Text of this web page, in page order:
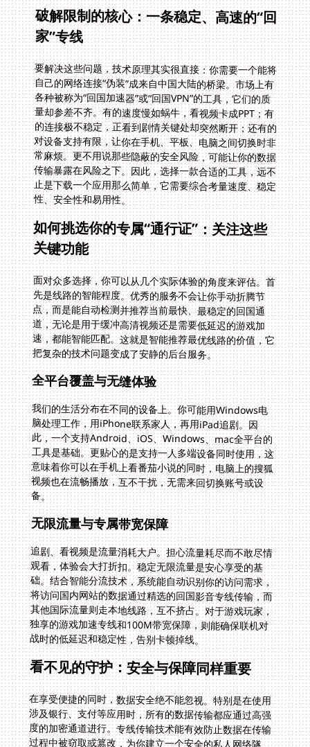
破解限制的核心：一条稳定、高速的“回
家”专线
要解决这些问题，技术原理其实很直接：你需要一个能将
自己的网络连接“伪装”成来自中国大陆的桥梁。市场上有
各种被称为“回国加速器”或“回国VPN”的工具，它们的质
量却参差不齐。有的速度慢如蜗牛，看视频卡成PPT；有
的连接极不稳定，正看到剧情关键处却突然断开；还有的
对设备支持有限，让你在手机、平板、电脑之间切换时非
常麻烦。更不用说那些隐蔽的安全风险，可能让你的数据
传输暴露在风险之下。因此，选择一款合适的工具，远不
止是下载一个应用那么简单，它需要综合考量速度、稳定
性、安全性和易用性。
如何挑选你的专属“通行证”：关注这些
关键功能
面对众多选择，你可以从几个实际体验的角度来评估。首
先是线路的智能程度。优秀的服务不会让你手动折腾节
点，而是能自动检测并推荐当前最快、最稳定的回国通
道，无论是用于缓冲高清视频还是需要低延迟的游戏加
速，都能智能匹配。这就是智能推荐最优线路的价值，它
把复杂的技术问题变成了安静的后台服务。
全平台覆盖与无缝体验
我们的生活分布在不同的设备上。你可能用Windows电
脑处理工作，用iPhone联系家人，再用iPad追剧。因
此，一个支持Android、iOS、Windows、mac全平台的
工具是基础。更贴心的是支持一人多端设备同时使用，这
意味着你可以在手机上看番茄小说的同时，电脑上的搜狐
视频也在流畅播放，互不干扰，无需来回切换账号或设
备。
无限流量与专属带宽保障
追剧、看视频是流量消耗大户。担心流量耗尽而不敢尽情
观看，体验会大打折扣。稳定无限流量是安心享受的基
础。结合智能分流技术，系统能自动识别你的访问需求，
将访问国内网站的数据通过精选的回国影音专线传输，而
其他国际流量则走本地线路，互不挤占。对于游戏玩家，
独享的游戏加速专线和100M带宽保障，则能确保联机对
战时的低延迟和稳定性，告别卡顿掉线。
看不见的守护：安全与保障同样重要
在享受便捷的同时，数据安全绝不能忽视。特别是在使用
涉及银行、支付等应用时，所有的数据传输都应通过高强
度的加密通道进行。专线传输技术能有效防止数据在传输
过程中被窃取或篡改，为你建立一个安全的私人网络隧
道。此外，售后服务并非可有可无。当你深夜遇到连接问
题，或者在某个小众国家需要配置帮助时，能否联系到专
业的技术团队并获得实时保障，直接决定了工具是“省